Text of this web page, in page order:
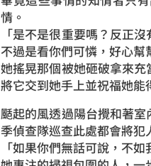
情。
「是不是很重要嗎？反正
不過是看你們可憐，好心幫
她搖晃那個被她砸破拿來
將它交到她手上並祝福她能
颳起的風透過陽台攪和著
季偵查隊巡查此處都會將犯
「如果你們無話可說，不